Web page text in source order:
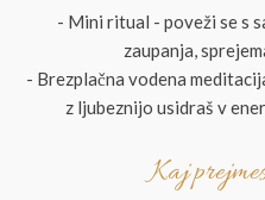
- Mini ritual - poveži se s
zaupanja,
- Brezplačna vodena
z ljubeznijo usidraš v
Kaj